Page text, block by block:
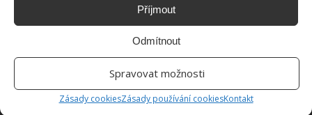
Příjmout
Odmítnout
Spravovat možnosti
Zásady cookiesZásady používání cookiesKontakt
zadarmo
9.8.2026